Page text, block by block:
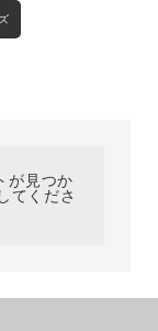
が見つか
てくださ